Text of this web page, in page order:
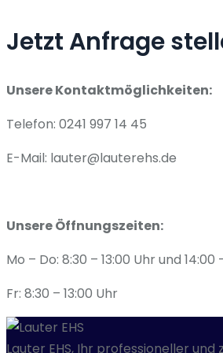
Jetzt Anfrage
Unsere Kontaktmöglichkeiten:
Telefon: 0241 997 14 45
E-Mail: lauter@lauterehs.de
Unsere Öffnungszeiten:
Mo – Do: 8:30 – 13:00 Uhr und 14:00
Fr: 8:30 – 13:00 Uhr
Lauter EHS, Ihr professioneller